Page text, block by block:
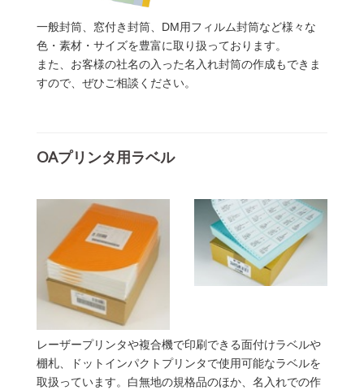
一般封筒、窓付き封筒、DM用フィルム封筒など様々な
色・素材・サイズを豊富に取り扱っております。
また、お客様の社名の入った名入れ封筒の作成もできま
すので、ぜひご相談ください。
OAプリンタ用ラベル
レーザープリンタや複合機で印刷できる面付けラベルや
棚札、ドットインパクトプリンタで使用可能なラベルを
取扱っています。白無地の規格品のほか、名入れでの作